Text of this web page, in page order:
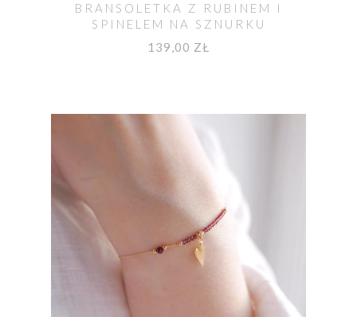
BRANSOLETKA Z RUBINEM I
SPINELEM NA SZNURKU
139,00 ZŁ